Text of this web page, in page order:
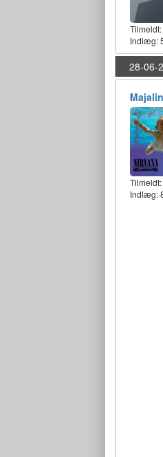
Tilmeldt:
Indlæg:
28-06-
Tilmeldt:
Indlæg: